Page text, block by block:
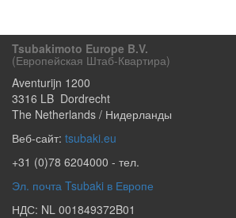
Tsubakimoto Europe B.V.
(европейская Штаб-Квартира)
Aventurijn 1200
3316 LB Dordrecht
The Netherlands / Нидерланды
Веб-сайт: tsubaki.eu
+31 (0)78 6204000 - тел.
Эл. почта Tsubaki в Европе
НДС: NL 001849372B01